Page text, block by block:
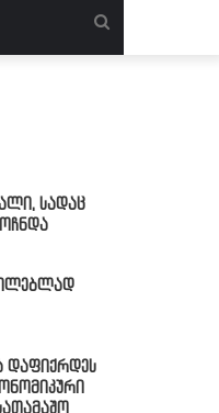
სადაც
დაფიქრდეს